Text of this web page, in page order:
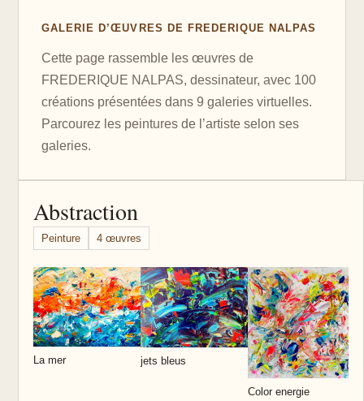
GALERIE D’ŒUVRES DE FREDERIQUE NALPAS
Cette page rassemble les œuvres de
FREDERIQUE NALPAS, dessinateur, avec 100
créations présentées dans 9 galeries virtuelles.
Parcourez les peintures de l’artiste selon ses
galeries.
Abstraction
Peinture 4 œuvres
La mer jets bleus
Color energie